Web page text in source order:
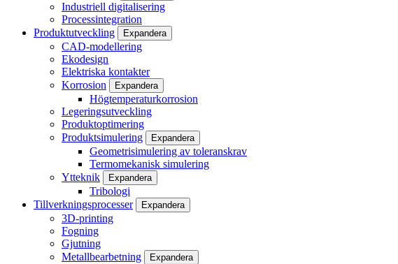
Industriell digitalisering
Processintegration
Produktutveckling
Expandera
CAD-modellering
Ekodesign
Elektriska kontakter
Korrosion
Expandera
Högtemperaturkorrosion
Legeringsutveckling
Produktoptimering
Produktsimulering
Expandera
Geometrisimulering av toleranskrav
Termomekanisk simulering
Ytteknik
Expandera
Tribologi
Tillverkningsprocesser
Expandera
3D-printing
Fogning
Gjutning
Metallbearbetning
Expandera